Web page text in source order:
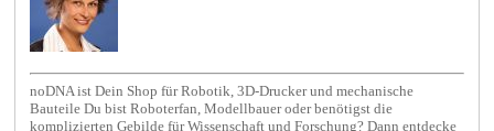
noDNA ist Dein Shop für Robotik, 3D-Drucker und mechanische
Bauteile Du bist Roboterfan, Modellbauer oder benötigst die
komplizierten Gebilde für Wissenschaft und Forschung? Dann entdecke